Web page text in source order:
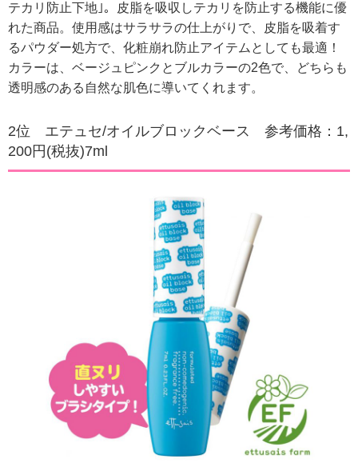
テカリ防止下地｣。皮脂を吸収しテカリを防止する機能に優
れた商品。使用感はサラサラの仕上がりで、皮脂を吸着す
るパウダー処方で、化粧崩れ防止アイテムとしても最適！
カラーは、ベージュピンクとブルカラーの2色で、どちらも
透明感のある自然な肌色に導いてくれます。
2位 エテュセ/オイルブロックベース 参考価格：1,
200円(税抜)7ml